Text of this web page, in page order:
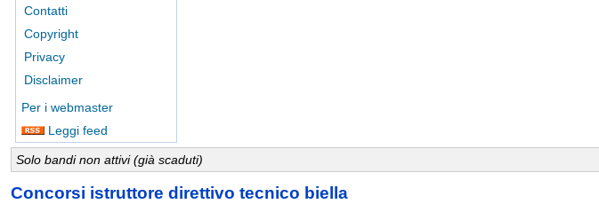
Contatti
Copyright
Privacy
Disclaimer
Per i webmaster
Leggi feed
Solo bandi non attivi (già scaduti)
Concorsi istruttore direttivo tecnico biella